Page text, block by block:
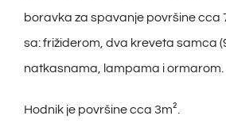
boravka za spavanje površine cca
sa: frižiderom, dva kreveta samca
natkasnama, lampama i ormarom.
Hodnik je površine cca 3m².